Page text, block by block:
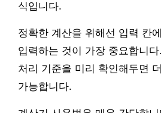
식입니다.
정확한 계산을 위해선 입력 칸
입력하는 것이 가장 중요합니
처리 기준을 미리 확인해두면
가능합니다.